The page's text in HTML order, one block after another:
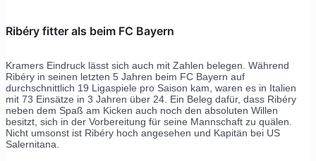
Ribéry fitter als beim FC Bayern
Kramers Eindruck lässt sich auch mit Zahlen belegen. Während
Ribéry in seinen letzten 5 Jahren beim FC Bayern auf
durchschnittlich 19 Ligaspiele pro Saison kam, waren es in Italien
mit 73 Einsätze in 3 Jahren über 24. Ein Beleg dafür, dass Ribéry
neben dem Spaß am Kicken auch noch den absoluten Willen
besitzt, sich in der Vorbereitung für seine Mannschaft zu quälen.
Nicht umsonst ist Ribéry hoch angesehen und Kapitän bei US
Salernitana.